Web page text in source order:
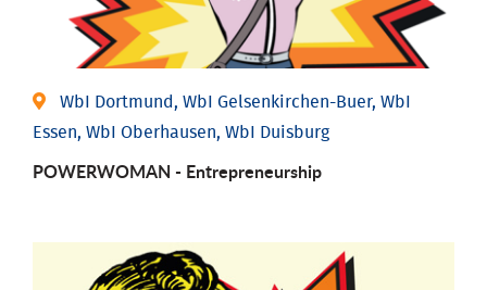
WbI Dortmund, WbI Gelsenkirchen-Buer, WbI
Essen, WbI Oberhausen, WbI Duisburg
POWERWOMAN - Entrepreneurship